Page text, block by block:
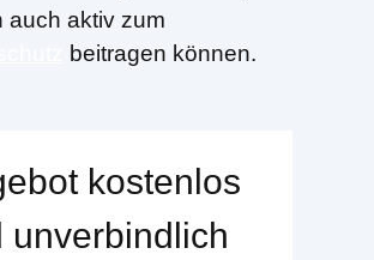
auch aktiv zum
beitragen können.
kostenlos
unverbindlich